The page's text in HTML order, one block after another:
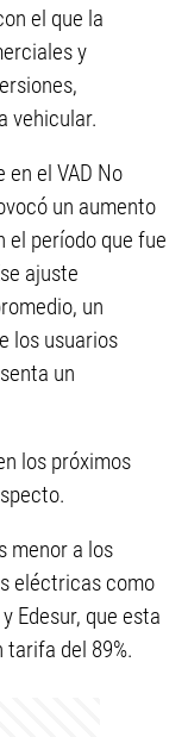
el que la
y
vehicular.
en el VAD No
un aumento
el período que fue
ajuste
un
los usuarios
un
los próximos
menor a los
eléctricas como
Edesur, que esta
del 89%.